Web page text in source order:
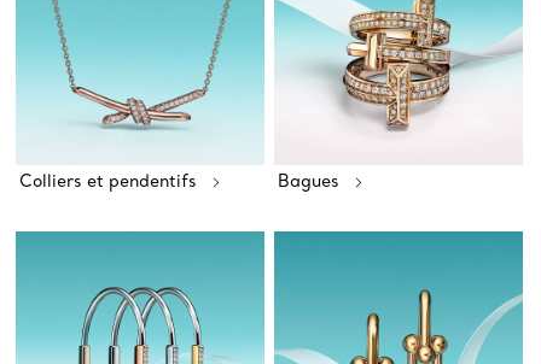
Colliers et pendentifs Bagues